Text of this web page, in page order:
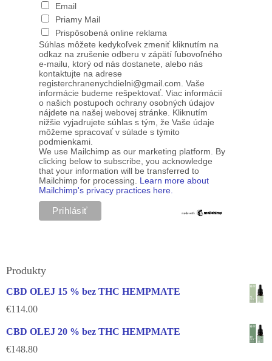
Email
Priamy Mail
Prispôsobená online reklama
Súhlas môžete kedykoľvek zmeniť kliknutím na
odkaz na zrušenie odberu v zápätí ľubovoľného
e-mailu, ktorý od nás dostanete, alebo nás
kontaktujte na adrese
registerchranenychdielni@gmail.com. Vaše
informácie budeme rešpektovať. Viac informácií
o našich postupoch ochrany osobných údajov
nájdete na našej webovej stránke. Kliknutím
nižšie vyjadrujete súhlas s tým, že Vaše údaje
môžeme spracovať v súlade s týmito
podmienkami.
We use Mailchimp as our marketing platform. By
clicking below to subscribe, you acknowledge
that your information will be transferred to
Mailchimp for processing. Learn more about
Mailchimp's privacy practices here.
Produkty
CBD OLEJ 15 % bez THC HEMPMATE
€114.00
CBD OLEJ 20 % bez THC HEMPMATE
€148.80